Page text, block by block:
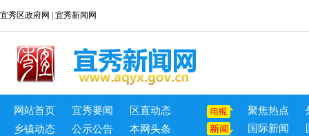
宜秀区政府网 宜秀新闻网
网站首页 宜秀要闻
区直动态
乡镇动态
公示公告 本网头条
聚焦热点
国际新闻